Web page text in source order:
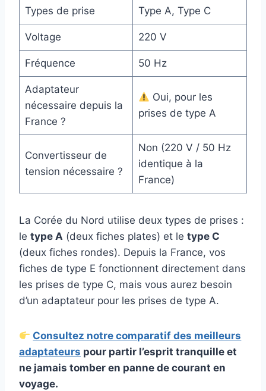
Types de prise Type A, Type C
Voltage 220 V
Fréquence 50 Hz
Adaptateur
nécessaire depuis la
France ?
Oui, pour les
prises de type A
Convertisseur de
tension nécessaire ?
Non (220 V / 50 Hz
identique à la
France)
La Corée du Nord utilise deux types de prises :
le type A (deux fiches plates) et le type C
(deux fiches rondes). Depuis la France, vos
fiches de type E fonctionnent directement dans
les prises de type C, mais vous aurez besoin
d’un adaptateur pour les prises de type A.
Consultez notre comparatif des meilleurs
adaptateurs pour partir l’esprit tranquille et
ne jamais tomber en panne de courant en
voyage.